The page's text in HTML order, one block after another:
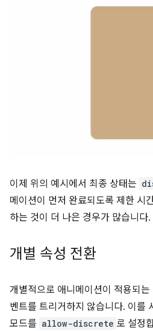
이제 위의 예시에서 최종 상태는
메이션이 먼저 완료되도록 제한 시
하는 것이 더 나은 경우가 많습니다.
개별 속성 전환
개별적으로 애니메이션이 적용되는
벤트를 트리거하지 않습니다. 이를
모드를 allow-discrete 로 설정